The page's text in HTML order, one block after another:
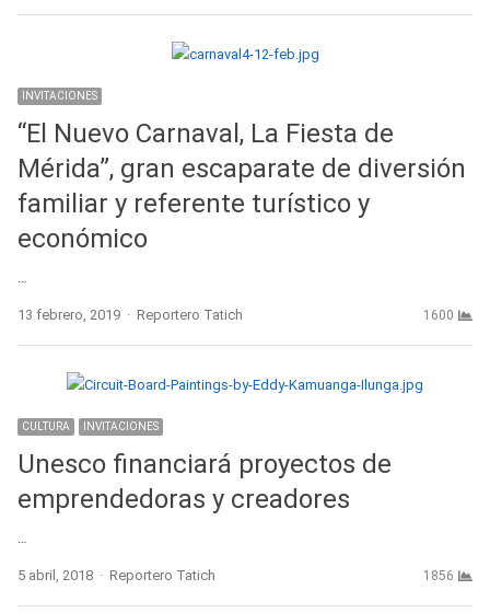
INVITACIONES
“El Nuevo Carnaval, La Fiesta de
Mérida”, gran escaparate de diversión
familiar y referente turístico y
económico
…
13 febrero, 2019 Author
Reportero Tatich 1600
CULTURA INVITACIONES
Unesco financiará proyectos de
emprendedoras y creadores
5 abril, 2018 Author
Reportero Tatich 1856